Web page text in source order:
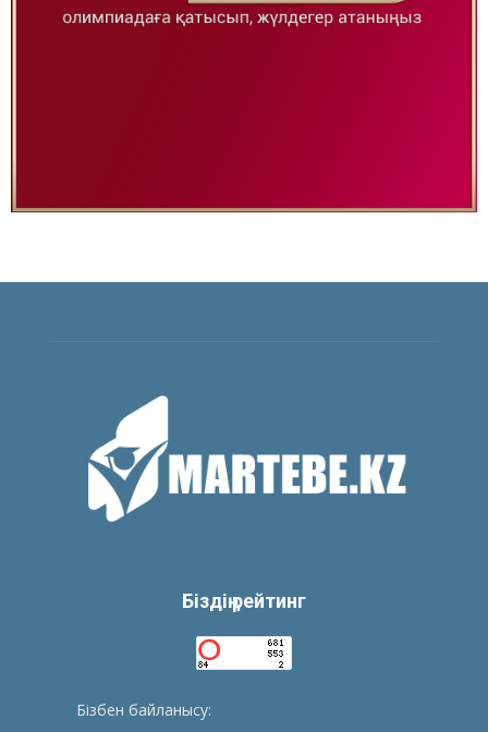
Біздің рейтинг
Бізбен байланысу: